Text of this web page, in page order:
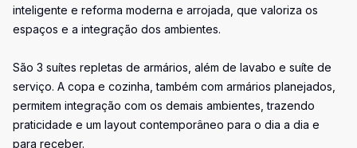
inteligente e reforma moderna e arrojada, que valoriza os
espaços e a integração dos ambientes.
São 3 suítes repletas de armários, além de lavabo e suíte de
serviço. A copa e cozinha, também com armários planejados,
permitem integração com os demais ambientes, trazendo
praticidade e um layout contemporâneo para o dia a dia e
para receber.